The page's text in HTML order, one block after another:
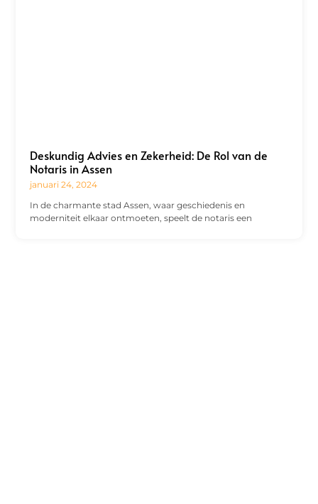
Deskundig Advies en Zekerheid: De Rol van de
Notaris in Assen
januari 24, 2024
In de charmante stad Assen, waar geschiedenis en
moderniteit elkaar ontmoeten, speelt de notaris een